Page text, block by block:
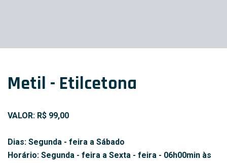
Metil - Etilcetona
VALOR: R$ 99,00
Dias: Segunda - feira a Sábado
Horário: Segunda - feira a Sexta - feira - 06h00min às